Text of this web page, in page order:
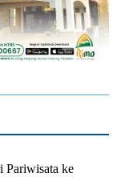
Pariwisata ke